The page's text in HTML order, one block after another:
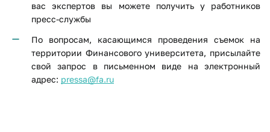
вас экспертов вы можете получить у работников
пресс-службы
По вопросам, касающимся проведения съемок на
территории Финансового университета, присылайте
свой запрос в письменном виде на электронный
адрес: pressa@fa.ru